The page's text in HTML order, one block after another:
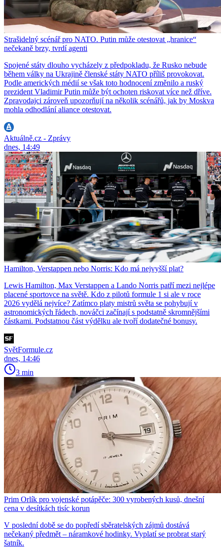
Strašidelný scénář pro NATO. Putin může otestovat „hranice“
nečekaně brzy, tvrdí agenti
Spojené státy dlouho vycházely z předpokladu, že Rusko nebude
během války na Ukrajině členské státy NATO příliš provokovat.
Podle amerických médií se však toto hodnocení změnilo a ruský
prezident Vladimir Putin může být ochoten riskovat více než dříve.
Zpravodajci zároveň upozorňují na několik scénářů, jak by Moskva
mohla odhodlání aliance otestovat.
Aktuálně.cz - Zprávy
dnes, 14:49
Hamilton, Verstappen nebo Norris: Kdo má nejvyšší plat?
Lewis Hamilton, Max Verstappen a Lando Norris patří mezi nejlépe
placené sportovce na světě. Kdo z pilotů formule 1 si ale v roce
2026 vydělá nejvíce? Zatímco platy mistrů světa se pohybují v
astronomických řádech, nováčci začínají s podstatně skromnějšími
částkami. Podstatnou část výdělku ale tvoří dodatečné bonusy.
SvětFormule.cz
dnes, 14:46
3 min
Prim Orlík pro vojenské potápěče: 300 vyrobených kusů, dnešní
cena v desítkách tisíc korun
V poslední době se do popředí sběratelských zájmů dostává
nečekaný předmět – náramkové hodinky. Vyplatí se probrat starý
šatník.